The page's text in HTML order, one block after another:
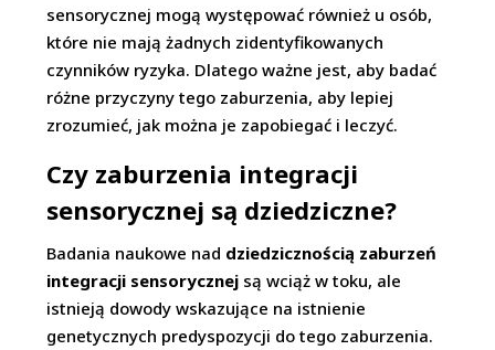
sensorycznej mogą występować również u osób,
które nie mają żadnych zidentyfikowanych
czynników ryzyka. Dlatego ważne jest, aby badać
różne przyczyny tego zaburzenia, aby lepiej
zrozumieć, jak można je zapobiegać i leczyć.
Czy zaburzenia integracji
sensorycznej są dziedziczne?
Badania naukowe nad dziedzicznością zaburzeń
integracji sensorycznej są wciąż w toku, ale
istnieją dowody wskazujące na istnienie
genetycznych predyspozycji do tego zaburzenia.